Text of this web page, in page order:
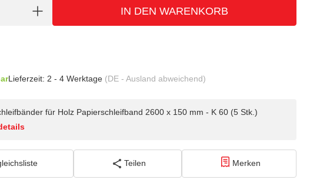
IN DEN WARENKORB
Lieferzeit: 2 - 4 Werktage (DE - Ausland abweichend)
für Holz Papierschleifband 2600 x 150 mm - K 60 (5 Stk.)
Teilen Merken